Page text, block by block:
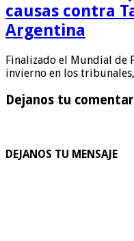
causas contra
Argentina
Finalizado el Mundial de
invierno en los
Dejanos tu
DEJANOS TU MENSAJE